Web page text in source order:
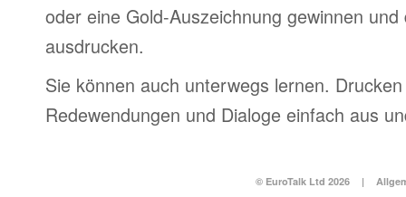
oder eine Gold-Auszeichnung gewinnen
ausdrucken.
Sie können auch unterwegs lernen.
Redewendungen und Dialoge einfach aus
© EuroTalk Ltd 2026 |